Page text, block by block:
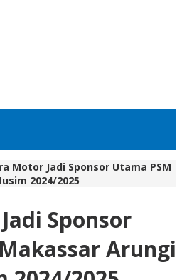
Motor Jadi Sponsor Utama PSM
2024/2025
Sponsor
Arungi